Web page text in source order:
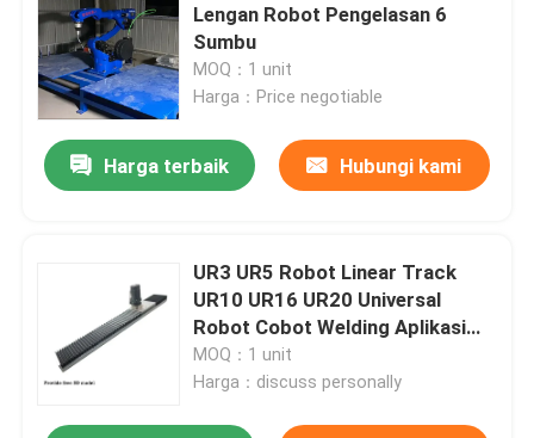
Lengan Robot Pengelasan 6
Sumbu
MOQ：1 unit
Harga：Price negotiable
Harga terbaik Hubungi kami
UR3 UR5 Robot Linear Track
UR10 UR16 UR20 Universal
Robot Cobot Welding Aplikasi
Pengemasan Palet
MOQ：1 unit
Harga：discuss personally